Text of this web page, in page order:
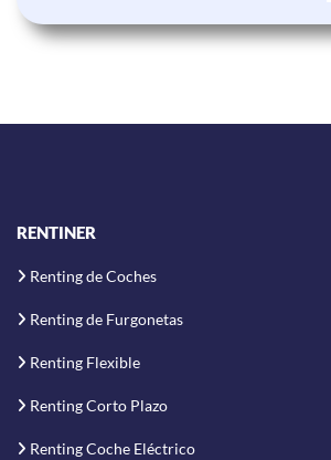
RENTINER
Renting de Coches
Renting de Furgonetas
Renting Flexible
Renting Corto Plazo
Renting Coche Eléctrico